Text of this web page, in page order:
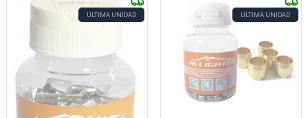
ÚLTIMA UNIDAD ÚLTIMA UNIDAD